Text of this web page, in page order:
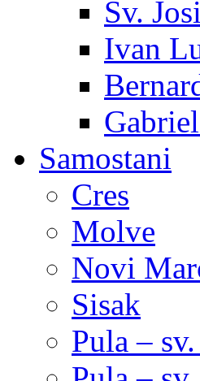
Sv.
Ivan
Samostani
Cres
Molve
Novi
Sisak
Pula –